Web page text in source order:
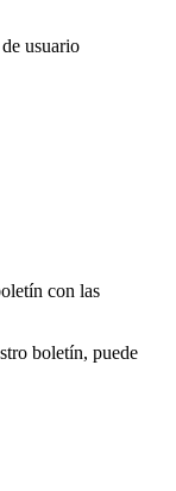
usuario
con las
boletín, puede